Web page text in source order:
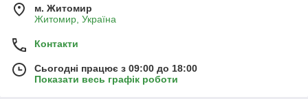
м. Житомир
Житомир, Україна
Контакти
Сьогодні працює з 09:00 до 18:00
Показати весь графік роботи